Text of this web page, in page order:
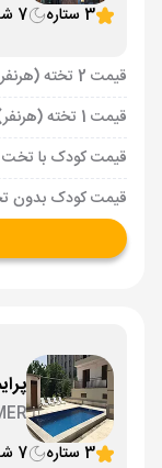
3 ستاره
7 شب
قیمت 2 تخته (هرنفر)
قیمت 1 تخته (هرنفر)
قیمت کودک با تخت
قیمت کودک بدون
3 ستاره
7 شب